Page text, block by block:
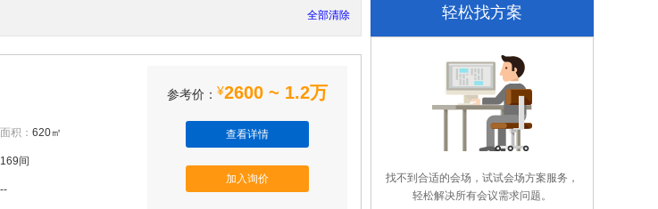
全部清除
积： 620㎡
169间
--
参考价： ¥2600 ~ 1.2万
查看详情
加入询价
轻松找方案
找不到合适的会场，试试会场方案服务，
轻松解决所有会议需求问题。